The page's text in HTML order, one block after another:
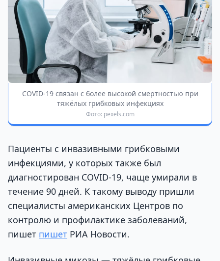
COVID-19 связан с более высокой смертностью при
тяжёлых грибковых инфекциях
Фото: pexels.com
Пациенты с инвазивными грибковыми
инфекциями, у которых также был
диагностирован COVID-19, чаще умирали в
течение 90 дней. К такому выводу пришли
специалисты американских Центров по
контролю и профилактике заболеваний,
пишет пишет РИА Новости.